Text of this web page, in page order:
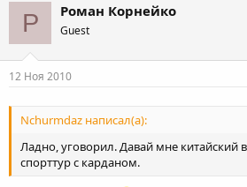
о
р
т
е
м
а
ч
Р Роман Корнейко
Guest
12 Ноя 2010
Nchurmdaz написал(а):
Ладно, уговорил. Давай мне китайский
спорттур с карданом.